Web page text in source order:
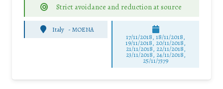
Strict avoidance and reduction at source
Italy - MOENA
17/11/2018, 18/11/2018,
19/11/2018, 20/11/2018,
21/11/2018, 22/11/2018,
23/11/2018, 24/11/2018,
25/11/7379